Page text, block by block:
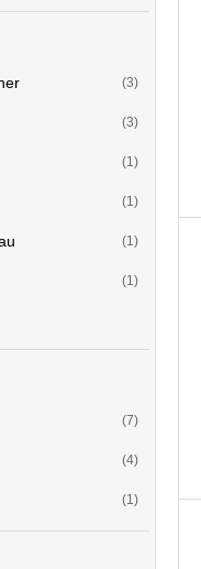
(3)
(3)
(1)
(1)
(1)
(1)
(7)
(4)
(1)